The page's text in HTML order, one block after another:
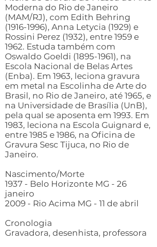
Moderna do Rio de Janeiro
(MAM/RJ), com Edith Behring
(1916-1996), Anna Letycia (1929) e
Rossini Perez (1932), entre 1959 e
1962. Estuda também com
Oswaldo Goeldi (1895-1961), na
Escola Nacional de Belas Artes
(Enba). Em 1963, leciona gravura
em metal na Escolinha de Arte do
Brasil, no Rio de Janeiro, até 1965, e
na Universidade de Brasília (UnB),
pela qual se aposenta em 1993. Em
1983, leciona na Escola Guignard e,
entre 1985 e 1986, na Oficina de
Gravura Sesc Tijuca, no Rio de
Janeiro.
Nascimento/Morte
1937 - Belo Horizonte MG - 26
janeiro
2009 - Rio Acima MG - 11 de abril
Cronologia
Gravadora, desenhista, professora